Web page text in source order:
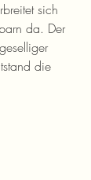
sich
da. Der
die